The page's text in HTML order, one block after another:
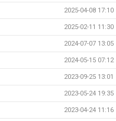
2025-04-08 17:10
2025-02-11 11:30
2024-07-07 13:05
2024-05-15 07:12
2023-09-25 13:01
2023-05-24 19:35
2023-04-24 11:16